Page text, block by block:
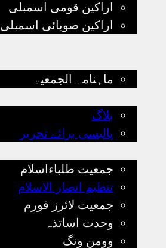
اراکین قومی اسمبلی
اراکین صوبائی اسمبلی
ماہنامہ الجمعیۃ
بلاگ
پالیسی برائے تحریر
جمعیت طلباءاسلام
تنظیم انصار الاسلام
جمعیت لائرز فورم
وحدت اساتذہ
وومن ونگ